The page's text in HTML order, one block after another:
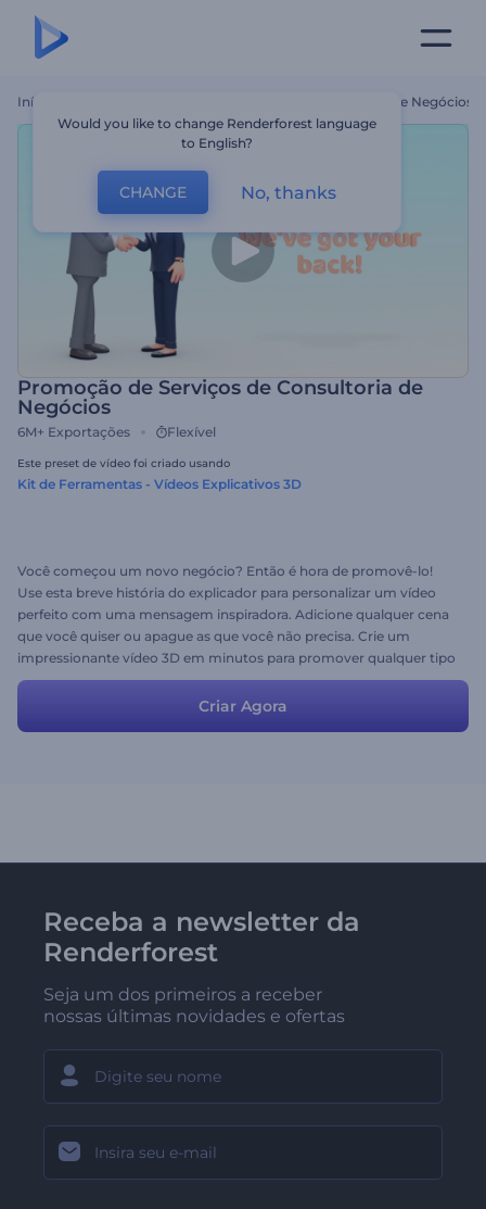
Início Promoção De Serviços De Consultoria De Negócios
Promoção de Serviços de Consultoria de
Negócios
6M+ Exportações Flexível
Este preset de vídeo foi criado usando
Kit de Ferramentas - Vídeos Explicativos 3D
Você começou um novo negócio? Então é hora de promovê-lo!
Use esta breve história do explicador para personalizar um vídeo
perfeito com uma mensagem inspiradora. Adicione qualquer cena
que você quiser ou apague as que você não precisa. Crie um
impressionante vídeo 3D em minutos para promover qualquer tipo
de serviço e trazer a atenção para o seu negócio hoje e sempre!
Criar Agora
Receba a newsletter da
Renderforest
Seja um dos primeiros a receber
nossas últimas novidades e ofertas
Would you like to change Renderforest language
to English?
CHANGE No, thanks